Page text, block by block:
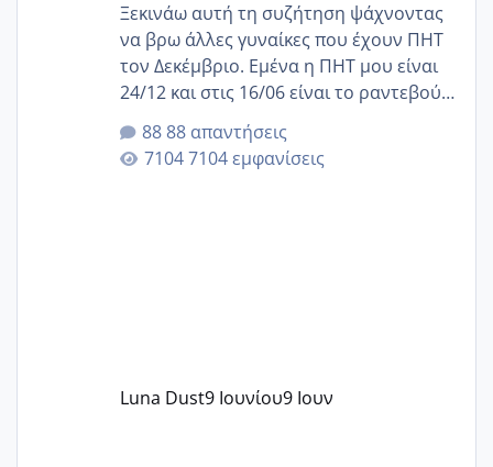
Ξεκινάω αυτή τη συζήτηση ψάχνοντας
να βρω άλλες γυναίκες που έχουν ΠΗΤ
τον Δεκέμβριο. Εμένα η ΠΗΤ μου είναι
24/12 και στις 16/06 είναι το ραντεβού
της αυχενικής διαφάνειας. Έχω αρκετό
άγχος και οι μέρες δεν φαίνεται να
περνάνε με τίποτα.
88 απαντήσεις
7104 εμφανίσεις
Luna Dust9 Ιουνίου9 Ιουν